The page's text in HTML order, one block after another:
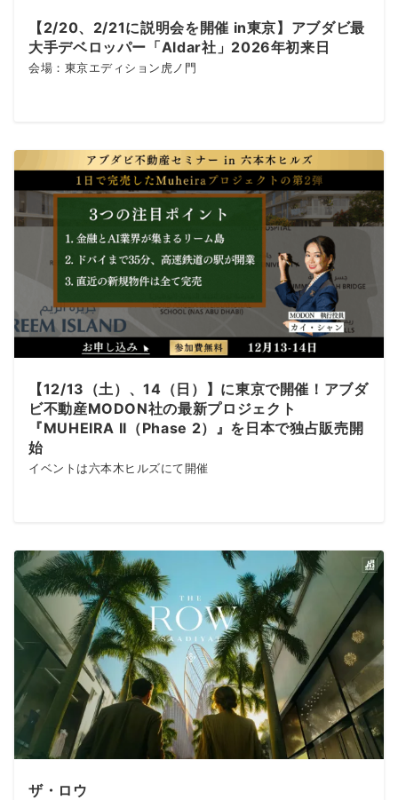
【2/20、2/21に説明会を開催 in東京】アブダビ最
大手デベロッパー「Aldar社」2026年初来日
会場：東京エディション虎ノ門
【12/13（土）、14（日）】に東京で開催！アブダ
ビ不動産MODON社の最新プロジェクト
『MUHEIRA II（Phase 2）』を日本で独占販売開
始
イベントは六本木ヒルズにて開催
ザ・ロウ